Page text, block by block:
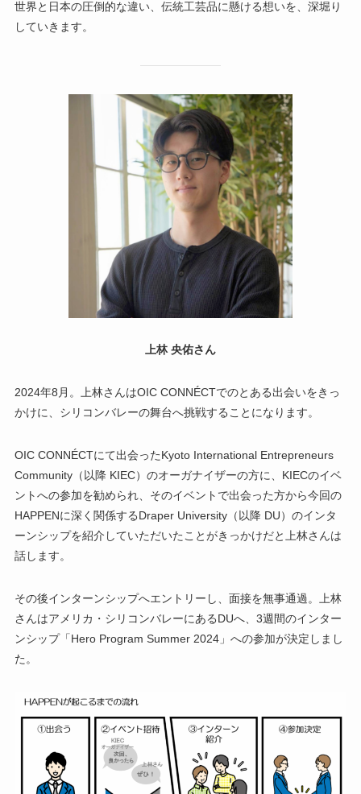
世界と日本の圧倒的な違い、伝統工芸品に懸ける想いを、深堀り
していきます。
上林 央佑さん
2024年8月。上林さんはOIC CONNÉCTでのとある出会いをきっ
かけに、シリコンバレーの舞台へ挑戦することになります。
OIC CONNÉCTにて出会ったKyoto International Entrepreneurs
Community（以降 KIEC）のオーガナイザーの方に、KIECのイベ
ントへの参加を勧められ、そのイベントで出会った方から今回の
HAPPENに深く関係するDraper University（以降 DU）のインタ
ーンシップを紹介していただいたことがきっかけだと上林さんは
話します。
その後インターンシップへエントリーし、面接を無事通過。上林
さんはアメリカ・シリコンバレーにあるDUへ、3週間のインター
ンシップ「Hero Program Summer 2024」への参加が決定しまし
た。